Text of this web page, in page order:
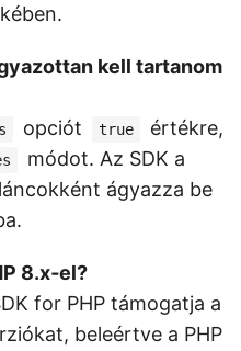
kell tartanom
opciót true
értékre,
módot. Az SDK a
ágyazza be
8.x‑el?
for PHP támogatja a
beleértve a PHP